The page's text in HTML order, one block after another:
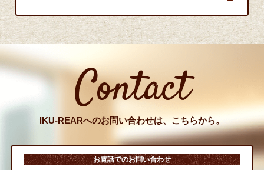
Contact
IKU-REARへのお問い合わせは、こちらから。
お電話でのお問い合わせ